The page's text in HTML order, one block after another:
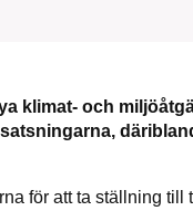
klimat- och
för att ta ställning
SMB kämpar för
ideella
arbete –